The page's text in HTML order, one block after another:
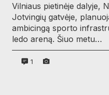
Vilniaus pietinėje dalyje,
Jotvingių gatvėje,
ambicingą sporto
ledo areną. Šiuo metu…
1